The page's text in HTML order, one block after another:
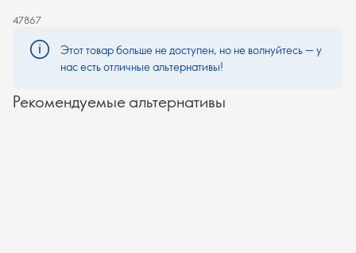
47867
Этот товар больше не доступен, но не волнуйтесь — у
нас есть отличные альтернативы!
Рекомендуемые альтернативы